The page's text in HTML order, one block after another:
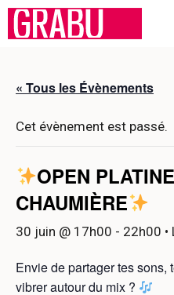
Aller
« Tous les Évènements
Cet évènement est passé.
OPEN
CHAUMIÈRE
30 juin @ 17h00 - 22h00
Envie de partager tes sons,
vibrer autour du mix ?